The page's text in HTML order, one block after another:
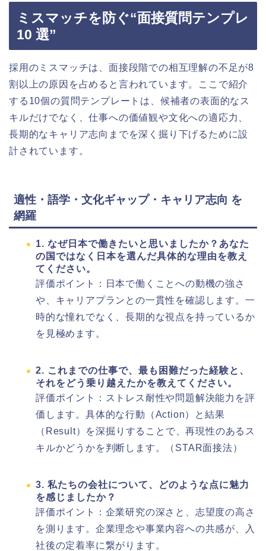
ミスマッチを防ぐ“面接質問テンプレ
10 選”
採用のミスマッチは、面接段階での相互理解の不足が8
割以上の原因を占めると言われています。ここで紹介
する10個の質問テンプレートは、候補者の表面的なス
キルだけでなく、仕事への価値観や文化への適応力、
長期的なキャリア志向までを深く掘り下げるために設
計されています。
適性・語学・文化ギャップ・キャリア志向 を
網羅
1. なぜ日本で働きたいと思いましたか？あなた
の国ではなく日本を選んだ具体的な理由を教え
てください。
評価ポイント：日本で働くことへの動機の強さ
や、キャリアプランとの一貫性を確認します。一
時的な憧れでなく、長期的な視点を持っているか
を見極めます。
2. これまでの仕事で、最も困難だった経験と、
それをどう乗り越えたかを教えてください。
評価ポイント：ストレス耐性や問題解決能力を評
価します。具体的な行動（Action）と結果
（Result）を深掘りすることで、再現性のあるス
キルかどうかを判断します。（STAR面接法）
3. 私たちの会社について、どのような点に魅力
を感じましたか？
評価ポイント：企業研究の深さと、志望度の高さ
を測ります。企業理念や事業内容への共感が、入
社後の定着率に繋がります。